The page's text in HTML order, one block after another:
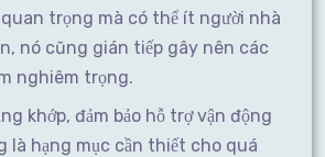
trọng mà có thể ít người nhà
nó cũng gián tiếp gây nên các
nghiêm trọng.
khớp, đảm bảo hỗ trợ vận động
là hạng mục cần thiết cho quá